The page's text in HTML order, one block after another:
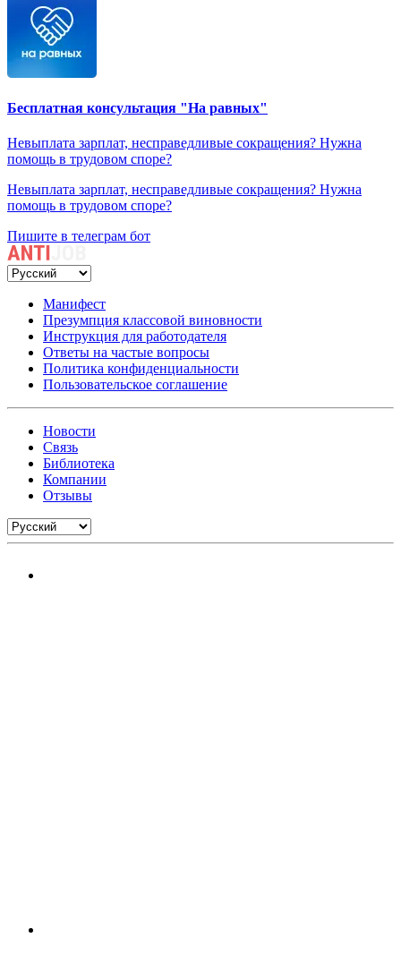
Бесплатная консультация "На равных"
Невыплата зарплат, несправедливые сокращения? Нужна
помощь в трудовом споре?
Невыплата зарплат, несправедливые сокращения? Нужна
помощь в трудовом споре?
Пишите в телеграм бот
Манифест
Презумпция классовой виновности
Инструкция для работодателя
Ответы на частые вопросы
Политика конфиденциальности
Пользовательское соглашение
Новости
Связь
Библиотека
Компании
Отзывы